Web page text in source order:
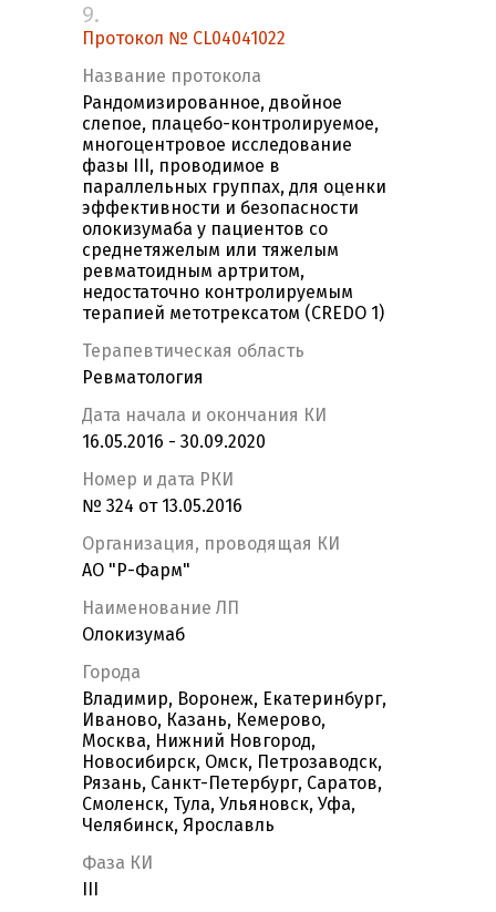
9.
Протокол № CL04041022
Название протокола
Рандомизированное, двойное
слепое, плацебо-контролируемое,
многоцентровое исследование
фазы III, проводимое в
параллельных группах, для оценки
эффективности и безопасности
олокизумаба у пациентов со
среднетяжелым или тяжелым
ревматоидным артритом,
недостаточно контролируемым
терапией метотрексатом (CREDO 1)
Терапевтическая область
Ревматология
Дата начала и окончания КИ
16.05.2016 - 30.09.2020
Номер и дата РКИ
№ 324 от 13.05.2016
Организация, проводящая КИ
АО "Р-Фарм"
Наименование ЛП
Олокизумаб
Города
Владимир, Воронеж, Екатеринбург,
Иваново, Казань, Кемерово,
Москва, Нижний Новгород,
Новосибирск, Омск, Петрозаводск,
Рязань, Санкт-Петербург, Саратов,
Смоленск, Тула, Ульяновск, Уфа,
Челябинск, Ярославль
Фаза КИ